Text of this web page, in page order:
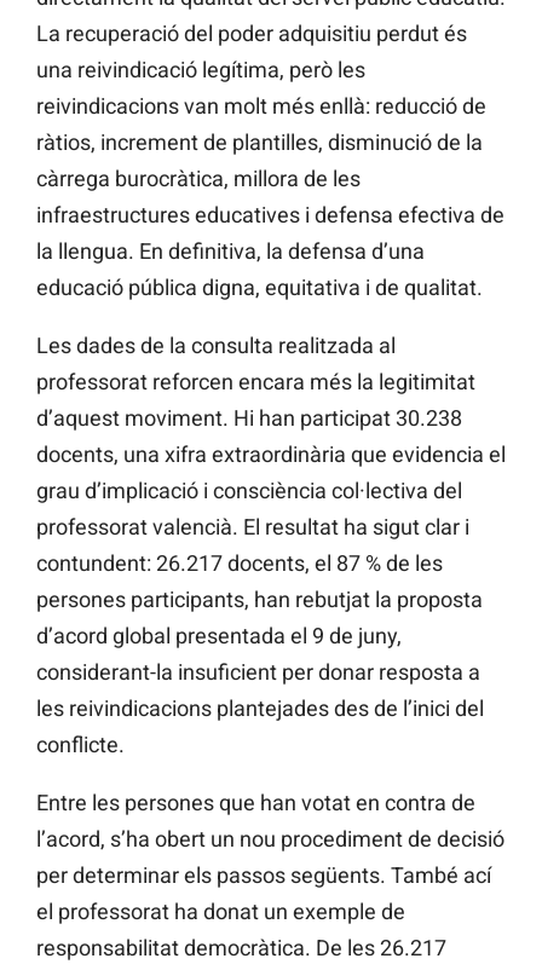
La recuperació del poder adquisitiu perdut és
una reivindicació legítima, però les
reivindicacions van molt més enllà: reducció de
ràtios, increment de plantilles, disminució de la
càrrega burocràtica, millora de les
infraestructures educatives i defensa efectiva de
la llengua. En definitiva, la defensa d’una
educació pública digna, equitativa i de qualitat.
Les dades de la consulta realitzada al
professorat reforcen encara més la legitimitat
d’aquest moviment. Hi han participat 30.238
docents, una xifra extraordinària que evidencia el
grau d’implicació i consciència col·lectiva del
professorat valencià. El resultat ha sigut clar i
contundent: 26.217 docents, el 87 % de les
persones participants, han rebutjat la proposta
d’acord global presentada el 9 de juny,
considerant-la insuficient per donar resposta a
les reivindicacions plantejades des de l’inici del
conflicte.
Entre les persones que han votat en contra de
l’acord, s’ha obert un nou procediment de decisió
per determinar els passos següents. També ací
el professorat ha donat un exemple de
responsabilitat democràtica. De les 26.217